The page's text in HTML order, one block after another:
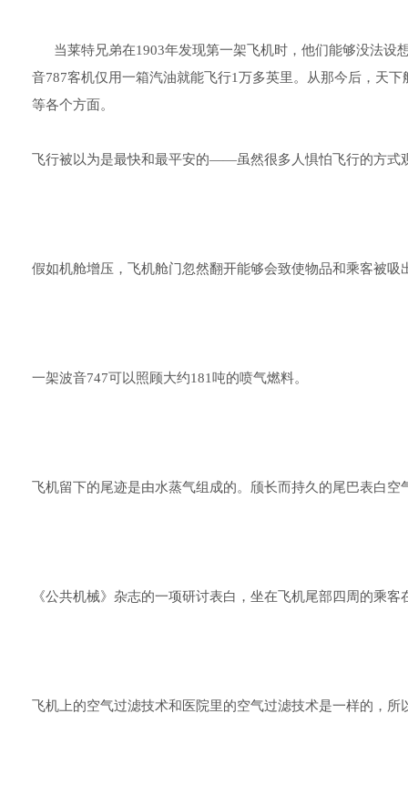
当莱特兄弟在1903年发现第一架飞机时，他们能够没法设
音787客机仅用一箱汽油就能飞行1万多英里。从那今后，天
等各个方面。
飞行被以为是最快和最平安的——虽然很多人惧怕飞行的方式
假如机舱增压，飞机舱门忽然翻开能够会致使物品和乘客被
一架波音747可以照顾大约181吨的喷气燃料。
飞机留下的尾迹是由水蒸气组成的。颀长而持久的尾巴表白
《公共机械》杂志的一项研讨表白，坐在飞机尾部四周的乘
飞机上的空气过滤技术和医院里的空气过滤技术是一样的，